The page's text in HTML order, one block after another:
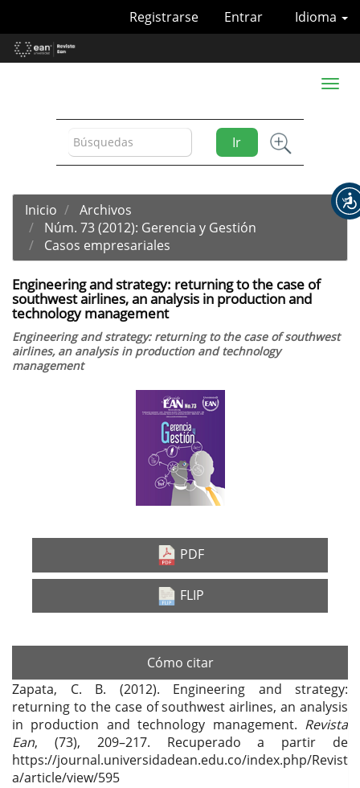
Contenido
principal
Idioma
Registrarse Entrar
Ir
Toggle
Inicio
Archivos
Núm. 73 (2012): Gerencia y Gestión
Casos empresariales
Engineering and strategy: returning to the case of
southwest airlines, an analysis in production and
technology management
Engineering and strategy: returning to the case of southwest
airlines, an analysis in production and technology
management
PDF
FLIP
Cómo citar
Zapata, C. B. (2012). Engineering and strategy:
returning to the case of southwest airlines, an analysis
in production and technology management. Revista
Ean, (73), 209–217. Recuperado a partir de
https://journal.universidadean.edu.co/index.php/Revist
a/article/view/595